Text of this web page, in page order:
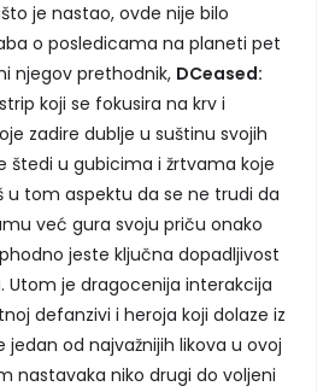
je nastao, ovde nije bilo
o posledicama na planeti pet
njegov prethodnik, DCeased:
koji se fokusira na krv i
zadire dublje u suštinu svojih
štedi u gubicima i žrtvama koje
u tom aspektu da se ne trudi da
već gura svoju priču onako
jeste ključna dopadljivost
Utom je dragocenija interakcija
defanzivi i heroja koji dolaze iz
jedan od najvažnijih likova u ovoj
nastavaka niko drugi do voljeni